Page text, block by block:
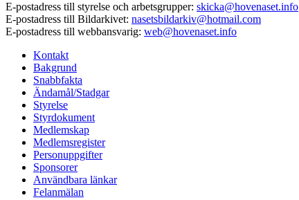
E-postadress till styrelse och arbetsgrupper: skicka@hovenaset.info
E-postadress till Bildarkivet: nasetsbildarkiv@hotmail.com
E-postadress till webbansvarig: web@hovenaset.info
Kontakt
Bakgrund
Snabbfakta
Ändamål/Stadgar
Styrelse
Styrdokument
Medlemskap
Medlemsregister
Personuppgifter
Sponsorer
Användbara länkar
Felanmälan